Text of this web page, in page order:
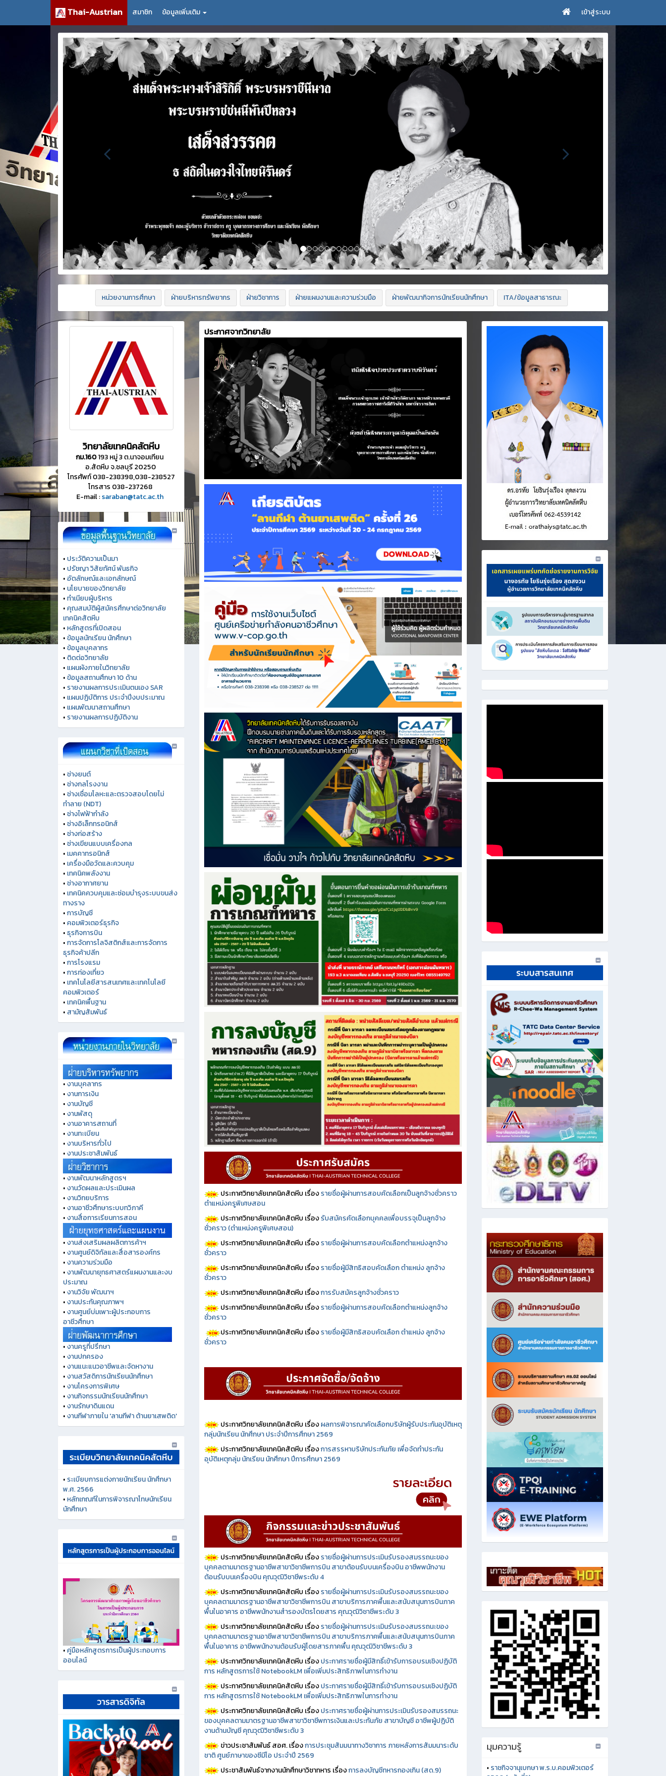
Thai-Austrian สมาชิก ข้อมูลเพิ่มเติม เข้าสู่ระบบ
หน่วยงานการศึกษา ฝ่ายบริหารทรัพยากร ฝ่ายวิชาการ ฝ่ายแผนงานและความร่วมมือ ฝ่ายพัฒนากิจการนักเรียนนักศึกษา ITA/ข้อมูลสาธารณะ
วิทยาลัยเทคนิคสัตหีบ
กม.160193 หมู่ 3 ต.นาจอมเทียน
อ.สัตหีบ จ.ชลบุรี 20250
โทรศัพท์ 038-238398,038-238527
โทรสาร 038-237268
E-mail :saraban@tatc.ac.th
• ประวัติความเป็นมา
• ปรัชญา วิสัยทัศน์ พันธกิจ
• อัตลักษณ์และเอกลักษณ์
• นโยบายของวิทยาลัย
• ทำเนียบผู้บริหาร
• คุณสมบัติผู้สมัครศึกษาต่อวิทยาลัย
เทคนิคสัตหีบ
• หลักสูตรที่เปิดสอน
• ข้อมูลนักเรียน นักศึกษา
• ข้อมูลบุคลากร
• ติดต่อวิทยาลัย
• แผนผังภายในวิทยาลัย
• ข้อมูลสถานศึกษา 10 ด้าน
• รายงานผลการประเมินตนเอง SAR
• แผนปฏิบัติการ ประจำปีงบประมาณ
• แผนพัฒนาสถานศึกษา
• รายงานผลการปฏิบัติงาน
• ช่างยนต์
• ช่างกลโรงงาน
• ช่างเชื่อมโลหะและตรวจสอบโดยไม่
ทำลาย (NDT)
• ช่างไฟฟ้ากำลัง
• ช่างอิเล็กทรอนิกส์
• ช่างก่อสร้าง
• ช่างเขียนแบบเครื่องกล
• เมคคาทรอนิกส์
• เครื่องมือวัดและควบคุม
• เทคนิคพลังงาน
• ช่างอากาศยาน
• เทคนิคควบคุมและซ่อมบำรุงระบบขนส่ง
ทางราง
•การบัญชี
• คอมพิวเตอร์ธุรกิจ
• ธุรกิจการบิน
•การจัดการโลจิสติกส์และการจัดการ
ธุรกิจค้าปลีก
•การโรงแรม
•การท่องเที่ยว
• เทคโนโลยีสารสนเทศและเทคโนโลยี
คอมพิวเตอร์
• เทคนิคพื้นฐาน
• สามัญสัมพันธ์
•งานบุคลากร
•งานการเงิน
•งานบัญชี
•งานพัสดุ
•งานอาคารสถานที่
•งานทะเบียน
•งานบริหารทั่วไป
•งานประชาสัมพันธ์
•งานพัฒนาหลักสูตรฯ
•งานวัดผลและประเมินผล
•งานวิทยบริการ
•งานอาชีวศึกษาระบบทวิภาคี
•งานสื่อการเรียนการสอน
•งานส่งเสริมผลผลิตการค้าฯ
•งานศูนย์ดิจิทัลและสื่อสารองค์กร
•งานความร่วมมือ
•งานพัฒนายุทธศาสตร์แผนงานและงบ
ประมาณ
•งานวิจัย พัฒนาฯ
•งานประกันคุณภาพฯ
•งานศูนย์บ่มเพาะผู้ประกอบการ
อาชีวศึกษา
•งานครูที่ปรึกษา
•งานปกครอง
•งานแนะแนวอาชีพและจัดหางาน
•งานสวัสดิการนักเรียนนักศึกษา
•งานโครงการพิเศษ
•งานกิจกรรมนักเรียนนักศึกษา
•งานรักษาดินแดน
•งานกีฬาภายใน 'ลานกีฬา ต้านยาเสพติด'
• ระเบียบการแต่งกายนักเรียน นักศึกษา
พ.ศ. 2566
• หลักเกณฑ์ในการพิจารณาโทษนักเรียน
นักศึกษา
• คู่มือหลักสูตรการเป็นผู้ประกอบการ
ออนไลน์
ประกาศจากวิทยาลัย
ประกาศวิทยาลัยเทคนิคสัตหีบ เรื่องรายชื่อผู้ผ่านการสอบคัดเลือกเป็นลูกจ้างชั่วคราว
ตำแหน่งครูพิเศษสอน
ประกาศวิทยาลัยเทคนิคสัตหีบ เรื่องรับสมัครคัดเลือกบุคคลเพื่อบรรจุเป็นลูกจ้าง
ชั่วคราว (ตำแหน่งครูพิเศษสอน)
ประกาศวิทยาลัยเทคนิคสัตหีบ เรื่องรายชื่อผู้ผ่านการสอบคัดเลือกตำแหน่งลูกจ้าง
ชั่วคราว
ประกาศวิทยาลัยเทคนิคสัตหีบ เรื่องรายชื่อผู้มีสิทธิสอบคัดเลือก ตำแหน่ง ลูกจ้าง
ชั่วคราว
ประกาศวิทยาลัยเทคนิคสัตหีบ เรื่องการรับสมัครลูกจ้างชั่วคราว
ประกาศวิทยาลัยเทคนิคสัตหีบ เรื่องรายชื่อผู้ผ่านการสอบคัดเลือกตำแหน่งลูกจ้าง
ชั่วคราว
ประกาศวิทยาลัยเทคนิคสัตหีบ เรื่องรายชื่อผู้มีสิทธิสอบคัดเลือก ตำแหน่ง ลูกจ้าง
ชั่วคราว
ประกาศวิทยาลัยเทคนิคสัตหีบ เรื่องผลการพิจารณาคัดเลือกบริษัทผู้รับประกันอุบัติเหตุ
กลุ่มนักเรียน นักศึกษา ประจำปีการศึกษา 2569
ประกาศวิทยาลัยเทคนิคสัตหีบ เรื่องการสรรหาบริษัทประกันภัย เพื่อจัดทำประกัน
อุบัติเหตุกลุ่ม นักเรียน นักศึกษา ปีการศึกษา 2569
ประกาศวิทยาลัยเทคนิคสัตหีบ เรื่องรายชื่อผู้ผ่านการประเมินรับรองสมรรถนะของ
บุคคลตามมาตรฐานอาชีพสาขาวิชาชีพการบิน สาขาต้อนรับบนเครื่องบิน อาชีพพนักงาน
ต้อนรับบนเครื่องบิน คุณวุฒิวิชาชีพระดับ 4
ประกาศวิทยาลัยเทคนิคสัตหีบ เรื่องรายชื่อผู้ผ่านการประเมินรับรองสมรรถนะของ
บุคคลตามมาตรฐานอาชีพสาขาวิชาชีพการบิน สาขาบริการภาคพื้นและสนับสนุนการบินภาค
พื้นในอาคาร อาชีพพนักงานสำรองบัตรโดยสาร คุณวุฒิวิชาชีพระดับ 3
ประกาศวิทยาลัยเทคนิคสัตหีบ เรื่องรายชื่อผู้ผ่านการประเมินรับรองสมรรถนะของ
บุคคลตามมาตรฐานอาชีพสาขาวิชาชีพการบิน สาขาบริการภาคพื้นและสนับสนุนการบินภาค
พื้นในอาคาร อาชีพพนักงานต้อนรับผู้โดยสารภาคพื้น คุณวุฒิวิชาชีพระดับ 3
ประกาศวิทยาลัยเทคนิคสัตหีบ เรื่องประกาศรายชื่อผู้มีสิทธิ์เข้ารับการอบรมเชิงปฏิบัติ
การ หลักสูตรการใช้ NotebookLM เพื่อเพิ่มประสิทธิภาพในการทำงาน
ประกาศวิทยาลัยเทคนิคสัตหีบ เรื่องประกาศรายชื่อผู้มีสิทธิ์เข้ารับการอบรมเชิงปฏิบัติ
การ หลักสูตรการใช้ NotebookLM เพื่อเพิ่มประสิทธิภาพในการทำงาน
ประกาศวิทยาลัยเทคนิคสัตหีบ เรื่องประกาศรายชื่อผู้ผ่านการประเมินรับรองสมรรถนะ
ของบุคคลตามมาตรฐานอาชีพสาขาวิชาชีพการเงินและประกันภัย สาขาบัญชี อาชีพผู้ปฏิบัติ
งานด้านบัญชี คุณวุฒิวิชาชีพระดับ 3
ข่าวประชาสัมพันธ์ สอศ.เรื่องการประชุมสัมมนาทางวิชาการ ภายหลังการสัมมนาระดับ
ชาติ ศูนย์ภาษาของซีมีโอ ประจำปี 2569
ประชาสัมพันธ์จากงานนักศึกษาวิชาทหาร เรื่องการลงบัญชีทหารกองเกิน (สด.9)
มุมความรู้
• ราชกิจจานุเบกษา พ.ร.บ.คอมพิวเตอร์